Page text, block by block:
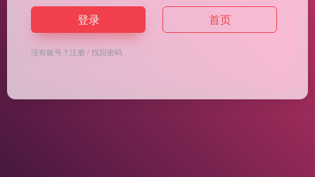
登录 首页
没有账号？注册/找回密码